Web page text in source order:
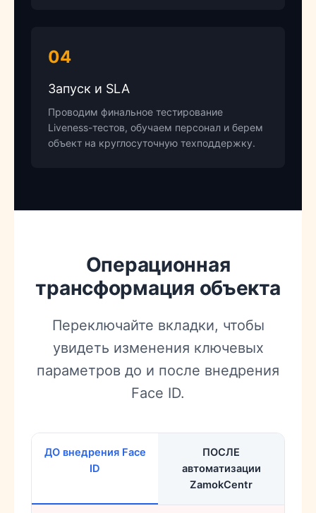
04
Запуск и SLA
Проводим финальное тестирование
Liveness-тестов, обучаем персонал и берем
объект на круглосуточную техподдержку.
Операционная
трансформация объекта
Переключайте вкладки, чтобы
увидеть изменения ключевых
параметров до и после внедрения
Face ID.
ДО внедрения Face
ID
ПОСЛЕ
автоматизации
ZamokCentr